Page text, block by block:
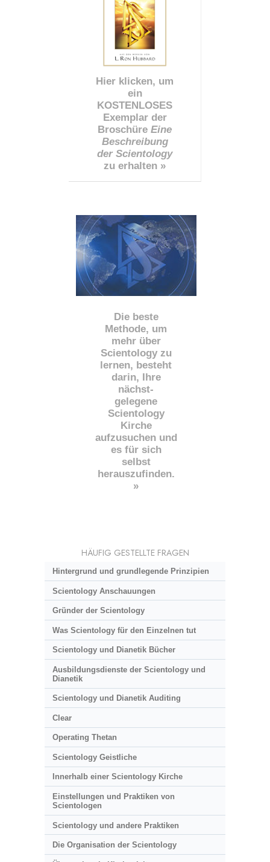
Hier klicken, um
ein
KOSTENLOSES
Exemplar der
Broschüre Eine
Beschreibung
der Scientology
zu erhalten »
Die beste
Methode, um
mehr über
Scientology zu
lernen, besteht
darin, Ihre
nächst-
gelegene
Scientology
Kirche
aufzusuchen und
es für sich
selbst
herauszufinden.
»
HÄUFIG GESTELLTE FRAGEN
Hintergrund und grundlegende Prinzipien
Scientology Anschauungen
Gründer der Scientology
Was Scientology für den Einzelnen tut
Scientology und Dianetik Bücher
Ausbildungsdienste der Scientology und
Dianetik
Scientology und Dianetik Auditing
Clear
Operating Thetan
Scientology Geistliche
Innerhalb einer Scientology Kirche
Einstellungen und Praktiken von
Scientologen
Scientology und andere Praktiken
Die Organisation der Scientology